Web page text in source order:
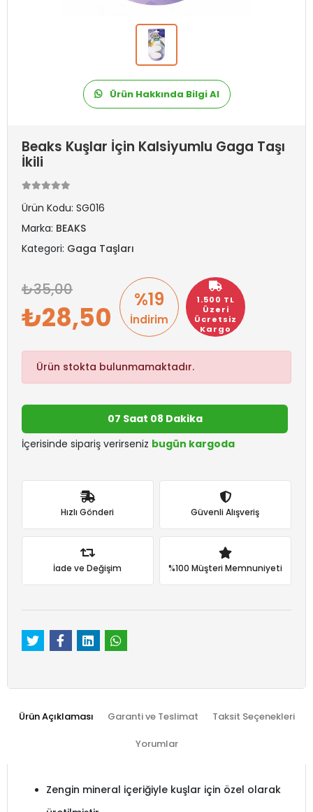
Ürün Hakkında Bilgi Al
Beaks Kuşlar İçin Kalsiyumlu Gaga Taşı
İkili
Ürün Kodu: SG016
Marka: BEAKS
Kategori: Gaga Taşları
1.500 TL
Üzeri
Ücretsiz
Kargo
%19
İndirim
35,00
28,50
Ürün stokta bulunmamaktadır.
07 Saat 08 Dakika
İçerisinde sipariş verirseniz bugün kargoda
Hızlı Gönderi Güvenli Alışveriş
İade ve Değişim %100 Müşteri Memnuniyeti
Ürün Açıklaması Garanti ve Teslimat Taksit Seçenekleri
Yorumlar
Zengin mineral içeriğiyle kuşlar için özel olarak